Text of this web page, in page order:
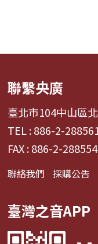
聯繫央廣
臺北市104中山區
TEL : 886-2-
FAX : 886-2-
聯絡我們 採購公告
臺灣之音APP